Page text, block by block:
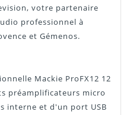
votre partenaire
professionnel à
et Gémenos.
Mackie ProFX12 12
préamplificateurs micro
interne et d'un port USB